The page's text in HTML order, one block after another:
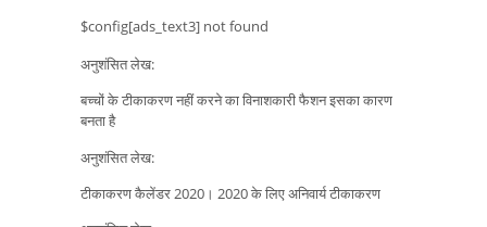
$config[ads_text3] not found
अनुशंसित लेख:
बच्चों के टीकाकरण नहीं करने का विनाशकारी फैशन इसका कारण
बनता है
अनुशंसित लेख:
टीकाकरण कैलेंडर 2020। 2020 के लिए अनिवार्य टीकाकरण